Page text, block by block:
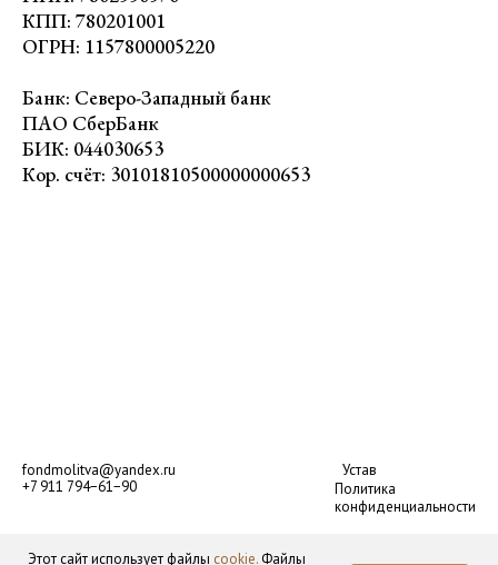
КПП: 780201001
ОГРН: 1157800005220
Банк: Северо-Западный банк
ПАО СберБанк
БИК: 044030653
Кор. счёт: 30101810500000000653
fondmolitva@yandex.ru
+7 911 794−61−90
Устав
Политика
конфиденциальности
Этот сайт использует файлы cookie.Файлы